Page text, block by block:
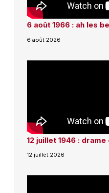
6 août 1966 : ah les
6 août 2026
12 juillet 1946 :
12 juillet 2026